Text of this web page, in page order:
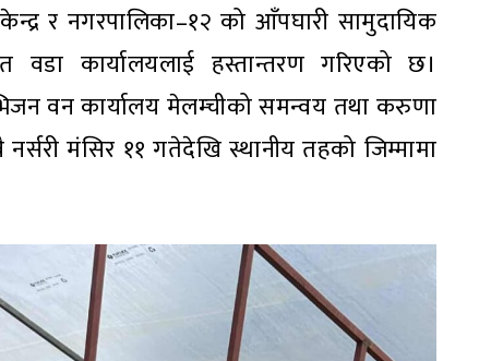
र नगरपालिका–१२ को आँपघारी सामुदायिक
वडा कार्यालयलाई हस्तान्तरण गरिएको छ।
वन कार्यालय मेलम्चीको समन्वय तथा करुणा
मंसिर ११ गतेदेखि स्थानीय तहको जिम्मामा